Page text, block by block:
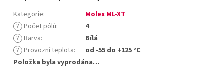
Kategorie:
Molex ML-XT
? Počet pólů:
4
? Barva:
Bílá
? Provozní teplota:
od -55 do +125 °C
Položka byla vyprodána…